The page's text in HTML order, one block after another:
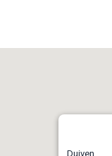
Duiven